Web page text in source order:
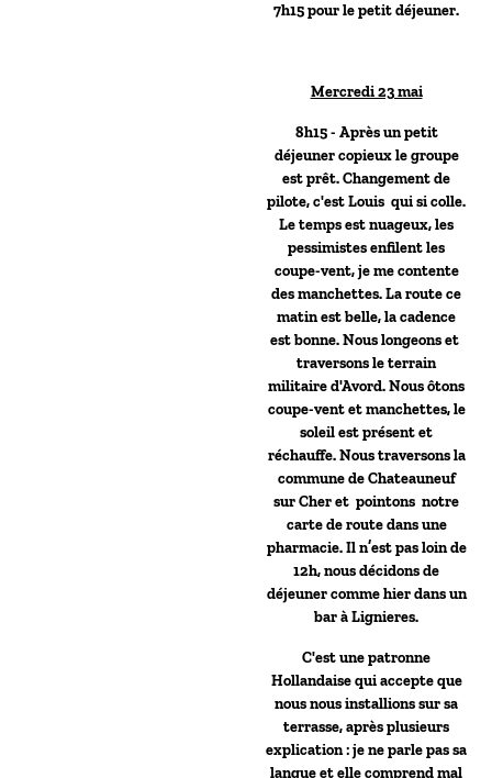
7h15 pour le petit déjeuner.
Mercredi 23 mai
8h15 - Après un petit
déjeuner copieux le groupe
est prêt. Changement de
pilote, c'est Louis qui si colle.
Le temps est nuageux, les
pessimistes enfilent les
coupe-vent, je me contente
des manchettes. La route ce
matin est belle, la cadence
est bonne. Nous longeons et
traversons le terrain
militaire d'Avord. Nous ôtons
coupe-vent et manchettes, le
soleil est présent et
réchauffe. Nous traversons la
commune de Chateauneuf
sur Cher et pointons notre
carte de route dans une
pharmacie. Il n’est pas loin de
12h, nous décidons de
déjeuner comme hier dans un
bar à Lignieres.
C'est une patronne
Hollandaise qui accepte que
nous nous installions sur sa
terrasse, après plusieurs
explication : je ne parle pas sa
langue et elle comprend mal